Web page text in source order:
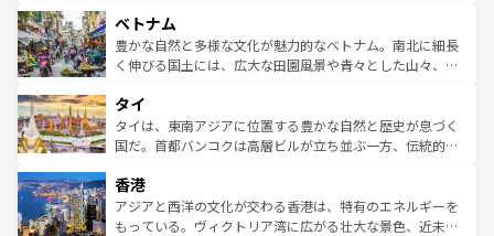
参照してほしい。
容にもいいと評判のスイーツなど、バラエティ豊かな料理
が味わえる。 なお、新着の台湾情報は コンテンツ一覧を参
照してほしい。
き、地方に足を延ばせば四季折々の自然美を楽しむことが
できる。そして、キムチや焼肉、絶品のストリートフード
まで、さまざまな韓国料理が待っている。夜には、韓国な
リティに包まれながら、韓国の多彩な魅力を心ゆくまで味
わってみてほしい。 なお、新着の韓国情報はコンテンツ一
覧を参照してほしい。
ベトナム
豊かな自然と多様な文化が魅力的なベトナム。南北に細長
く伸びる国土には、広大な田園風景や青々とした山々、世
急速な発展と共に伝統が息づく。ハノイの古い町並みやホ
ーチミン市のフランス統治時代の建物も、独特の雰囲気を
醸し出している。また、バラエティの豊かさとおいしさで
とつ。フォーやバインミー、ベトナムコーヒーなどは、ぜ
ひ現地で味わいたい。どの地域を訪れてもあたたかい人々
が旅行者を迎えてくれるので、きっと忘れられない旅にな
タイ
タイは、東南アジアに位置する豊かな自然と歴史が息づく
国だ。首都バンコクは高層ビルが立ち並ぶ一方、伝統的な
の活気が交差している。北部ではチェンマイなどの山岳地
帯で自然と触れ合い、南部ではプーケットやクラビの美し
いビーチでリゾート気分を楽しむことができる。タイ料理
香港
アジアと西洋の文化が交わる香港は、特有のエネルギーを
もっている。ヴィクトリア湾に広がる壮大な景色、近未来